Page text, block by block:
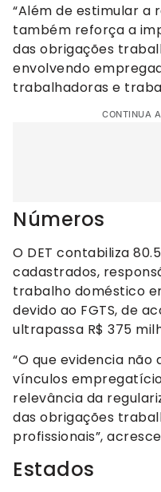
“Além de estimular a
também reforça a
das obrigações
envolvendo
trabalhadoras e
CONTINUA
Números
O DET contabiliza
cadastrados,
trabalho doméstico
devido ao FGTS, de
ultrapassa R$ 375
“O que evidencia não
vínculos
relevância da
das obrigações
profissionais”,
Estados